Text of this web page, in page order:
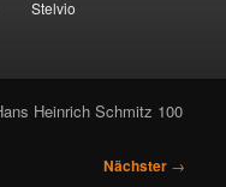
Stelvio
Heinrich Schmitz 100
Nächster →